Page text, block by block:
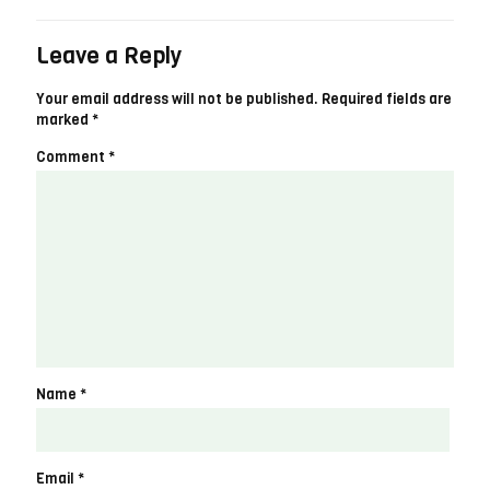
Leave a Reply
Your email address will not be published. Required fields are
marked *
Comment *
Name *
Email *